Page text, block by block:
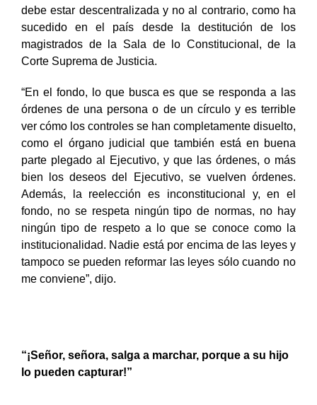
debe estar descentralizada y no al contrario, como ha
sucedido en el país desde la destitución de los
magistrados de la Sala de lo Constitucional, de la
Corte Suprema de Justicia.
“En el fondo, lo que busca es que se responda a las
órdenes de una persona o de un círculo y es terrible
ver cómo los controles se han completamente disuelto,
como el órgano judicial que también está en buena
parte plegado al Ejecutivo, y que las órdenes, o más
bien los deseos del Ejecutivo, se vuelven órdenes.
Además, la reelección es inconstitucional y, en el
fondo, no se respeta ningún tipo de normas, no hay
ningún tipo de respeto a lo que se conoce como la
institucionalidad. Nadie está por encima de las leyes y
tampoco se pueden reformar las leyes sólo cuando no
me conviene”, dijo.
“¡Señor, señora, salga a marchar, porque a su hijo
lo pueden capturar!”